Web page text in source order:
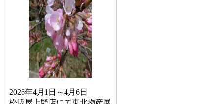
2026年4月1日～4月6日
松坂屋上野店にて東北物産展